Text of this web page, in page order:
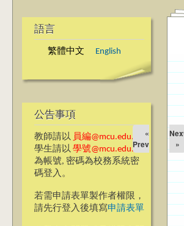
語言
繁體中文 English
公告事項
教師請以 員編@mcu.edu.tw
學生請以 學號@mcu.edu.tw
為帳號, 密碼為校務系統密
碼登入。
若需申請表單製作者權限，
請先行登入後填寫申請表單
«
Prev
»